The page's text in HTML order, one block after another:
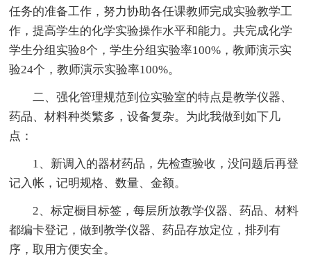
任务的准备工作，努力协助各任课教师完成实验教学工
作，提高学生的化学实验操作水平和能力。共完成化学
学生分组实验8个，学生分组实验率100%，教师演示实
验24个，教师演示实验率100%。
二、强化管理规范到位实验室的特点是教学仪器、
药品、材料种类繁多，设备复杂。为此我做到如下几
点：
1、新调入的器材药品，先检查验收，没问题后再登
记入帐，记明规格、数量、金额。
2、标定橱目标签，每层所放教学仪器、药品、材料
都编卡登记，做到教学仪器、药品存放定位，排列有
序，取用方便安全。